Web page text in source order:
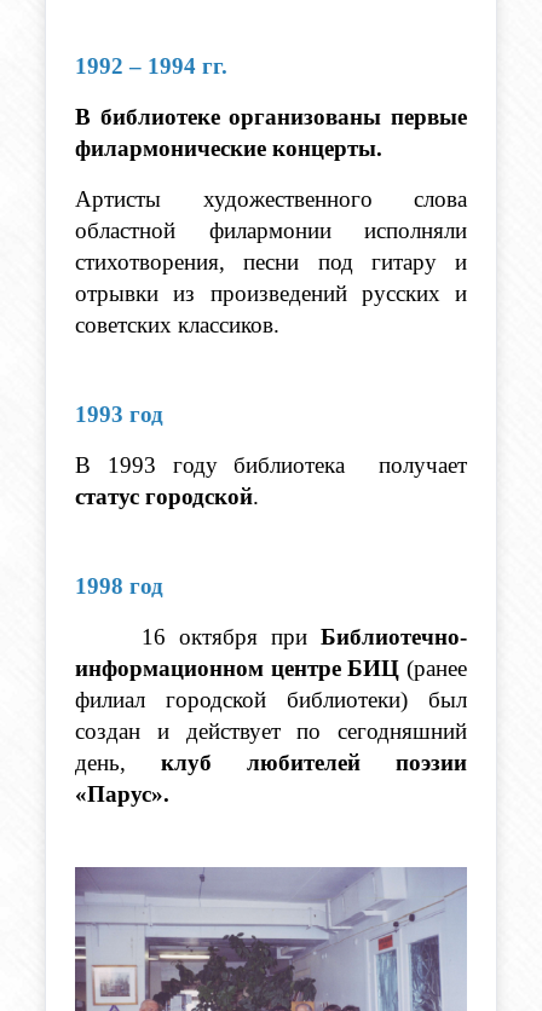
1992 – 1994 гг.
В библиотеке организованы первые
филармонические концерты.
Артисты художественного слова
областной филармонии исполняли
стихотворения, песни под гитару и
отрывки из произведений русских и
советских классиков.
1993 год
В 1993 году библиотека  получает
статус городской.
1998 год
16 октября при Библиотечно-
информационном центре БИЦ (ранее
филиал городской библиотеки) был
создан и действует по сегодняшний
день, клуб любителей поэзии
«Парус».